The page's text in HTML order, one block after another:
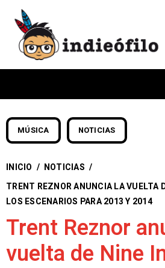
MÚSICA NOTICIAS
INICIO / NOTICIAS /
TRENT REZNOR ANUNCIA LA VUELTA
LOS ESCENARIOS PARA 2013 Y 2014
Trent Reznor
vuelta de Nine